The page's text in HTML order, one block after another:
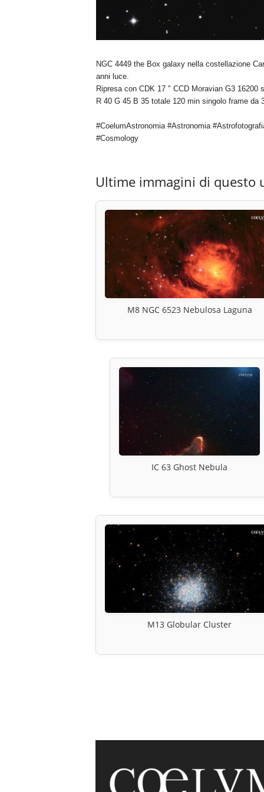
NGC 4449 the Box galaxy nella costellazione
anni luce.
Ripresa con CDK 17 " CCD Moravian G3 16200
R 40 G 45 B 35 totale 120 min singolo frame
#CoelumAstronomia #Astronomia
#Cosmology
Ultime immagini di questo
M8 NGC 6523 Nebulosa Laguna
IC 63 Ghost Nebula
M13 Globular Cluster